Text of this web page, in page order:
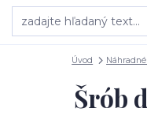
Úvod
Šrób